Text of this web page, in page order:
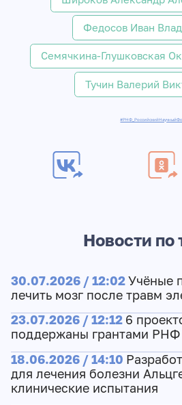
Федосов Иван
Семячкина-Глушковская
Тучин Валерий
Новости по
30.07.2026 / 12:02Учёные
лечить мозг после травм
23.07.2026 / 12:12 6
поддержаны грантами РНФ
18.06.2026 / 14:10
для лечения болезни
клинические испытания